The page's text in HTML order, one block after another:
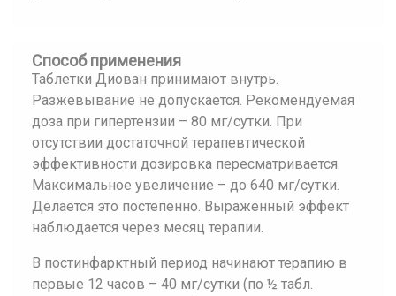
Способ применения
Таблетки Диован принимают внутрь.
Разжевывание не допускается. Рекомендуемая
доза при гипертензии – 80 мг/сутки. При
отсутствии достаточной терапевтической
эффективности дозировка пересматривается.
Максимальное увеличение – до 640 мг/сутки.
Делается это постепенно. Выраженный эффект
наблюдается через месяц терапии.
В постинфарктный период начинают терапию в
первые 12 часов – 40 мг/сутки (по ½ табл.